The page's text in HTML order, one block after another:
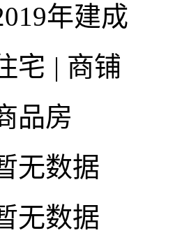
年建成
宅 | 商铺
品房
无数据
无数据